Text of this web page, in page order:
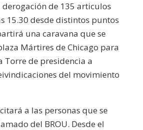
de 135 articulos
15.30 desde distintos puntos
una caravana que se
Mártires de Chicago para
Torre de presidencia a
del movimiento
a las personas que se
del BROU. Desde el